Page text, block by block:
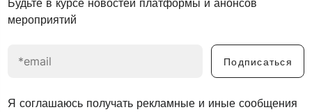
Будьте в курсе новостей платформы и анонсов
мероприятий
Подписаться
Я соглашаюсь получать рекламные и иные сообщения